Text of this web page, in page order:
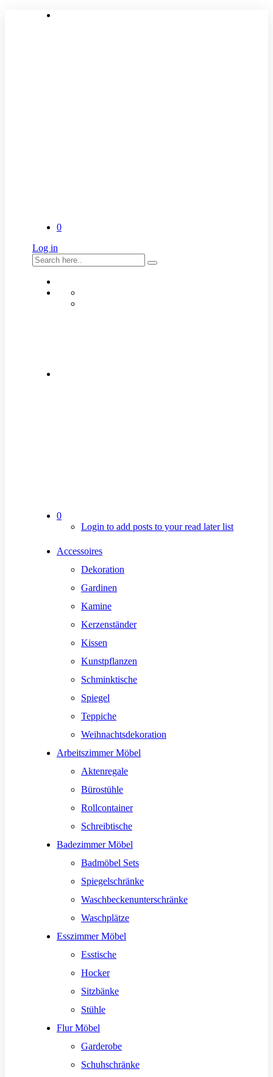
0
Log in
0
Login to add posts to your read later list
Accessoires
Dekoration
Gardinen
Kamine
Kerzenständer
Kissen
Kunstpflanzen
Schminktische
Spiegel
Teppiche
Weihnachtsdekoration
Arbeitszimmer Möbel
Aktenregale
Bürostühle
Rollcontainer
Schreibtische
Badezimmer Möbel
Badmöbel Sets
Spiegelschränke
Waschbeckenunterschränke
Waschplätze
Esszimmer Möbel
Esstische
Hocker
Sitzbänke
Stühle
Flur Möbel
Garderobe
Schuhschränke